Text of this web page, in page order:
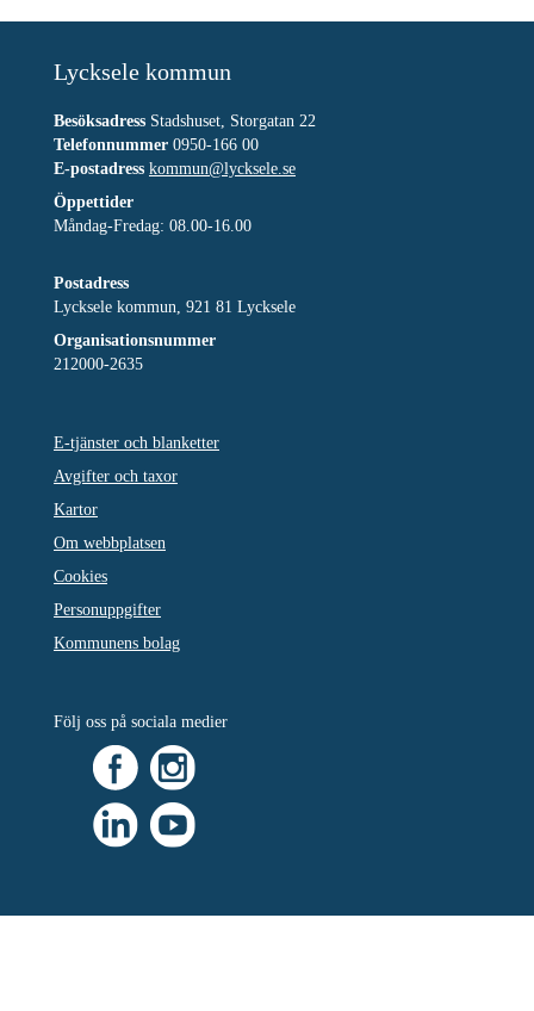
Lycksele kommun
Besöksadress Stadshuset, Storgatan 22
Telefonnummer 0950-166 00
E-postadress kommun@lycksele.se
Öppettider
Måndag-Fredag: 08.00-16.00
Postadress
Lycksele kommun, 921 81 Lycksele
Organisationsnummer
212000-2635
E-tjänster och blanketter
Avgifter och taxor
Kartor
Om webbplatsen
Cookies
Personuppgifter
Kommunens bolag
Följ oss på sociala medier